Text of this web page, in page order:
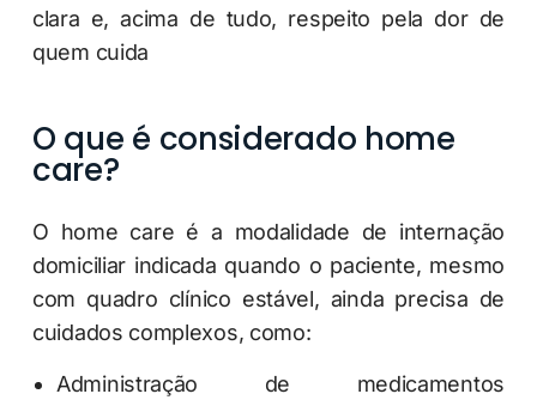
clara e, acima de tudo, respeito pela dor de
quem cuida
O que é considerado home
care?
O home care é a modalidade de internação
domiciliar indicada quando o paciente, mesmo
com quadro clínico estável, ainda precisa de
cuidados complexos, como:
Administração de medicamentos